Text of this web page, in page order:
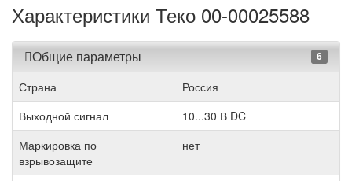
Характеристики Теко 00-00025588
Общие параметры 6
Страна
Россия
Выходной сигнал
10...30 В DC
Маркировка по
взрывозащите
нет